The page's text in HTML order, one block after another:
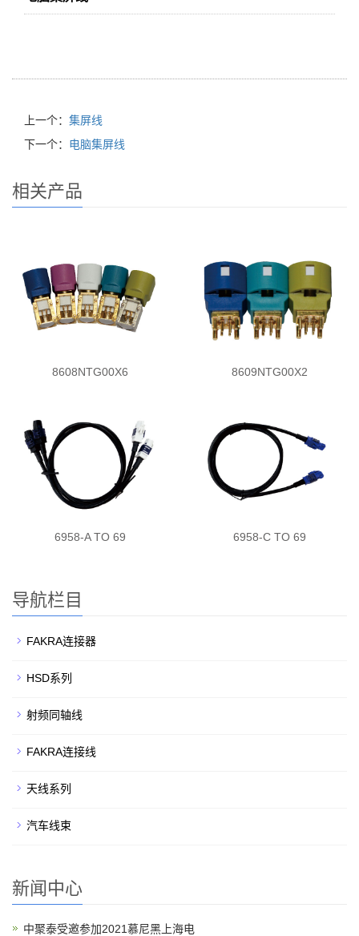
上一个： 集屏线
下一个： 电脑集屏线
相关产品
8608NTG00X6 8609NTG00X2
6958-A TO 69 6958-C TO 69
导航栏目
FAKRA连接器
HSD系列
射频同轴线
FAKRA连接线
天线系列
汽车线束
新闻中心
中聚泰受邀参加2021慕尼黑上海电